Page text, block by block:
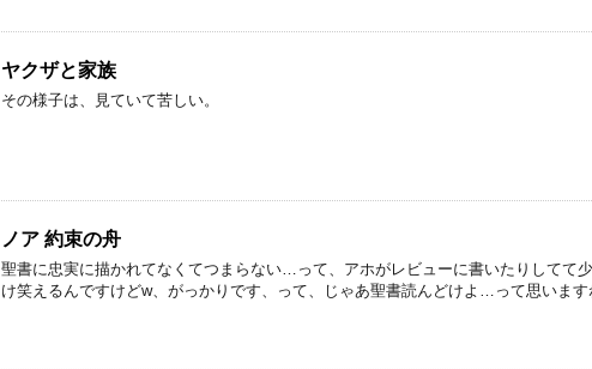
ヤクザと家族
その様子は、見ていて苦しい。
ノア 約束の舟
聖書に忠実に描かれてなくてつまらない…って、アホがレビューに書いたりしてて
け笑えるんですけどw、がっかりです、って、じゃあ聖書読んどけよ…って思います